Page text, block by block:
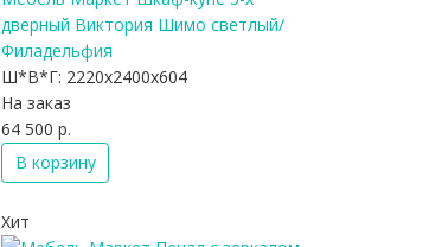
дверный Виктория Шимо светлый/
Филадельфия
Ш*В*Г: 2220x2400x604
На заказ
64 500 р.
В корзину
Хит